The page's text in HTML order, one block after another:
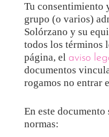
Tu consentimiento
grupo (o varios)
Solórzano y su
todos los términos
página, el aviso
documentos
rogamos no entrar
En este
normas: